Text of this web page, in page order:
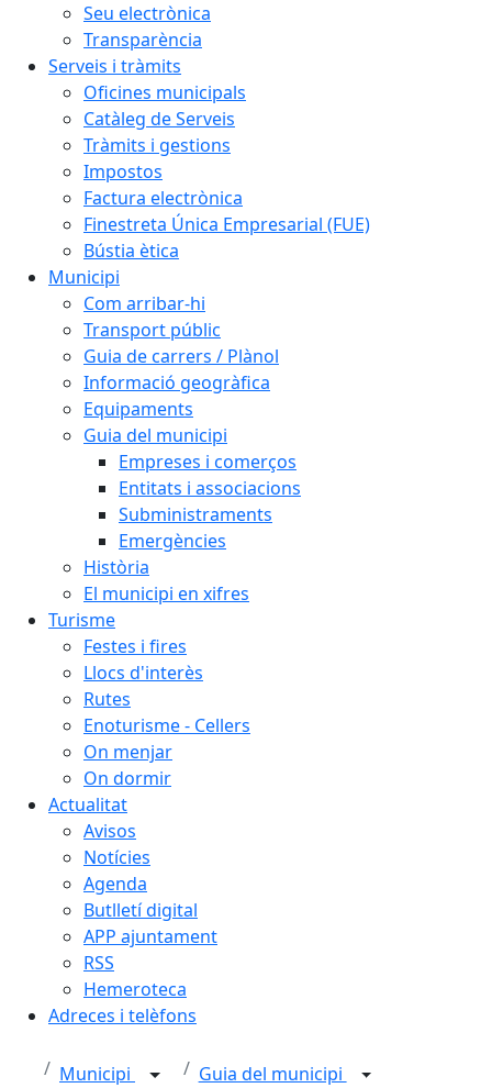
Seu electrònica
Transparència
Serveis i tràmits
Oficines municipals
Catàleg de Serveis
Tràmits i gestions
Impostos
Factura electrònica
Finestreta Única Empresarial (FUE)
Bústia ètica
Municipi
Com arribar-hi
Transport públic
Guia de carrers / Plànol
Informació geogràfica
Equipaments
Guia del municipi
Empreses i comerços
Entitats i associacions
Subministraments
Emergències
Història
El municipi en xifres
Turisme
Festes i fires
Llocs d'interès
Rutes
Enoturisme - Cellers
On menjar
On dormir
Actualitat
Avisos
Notícies
Agenda
Butlletí digital
APP ajuntament
RSS
Hemeroteca
Adreces i telèfons
Municipi Guia del municipi